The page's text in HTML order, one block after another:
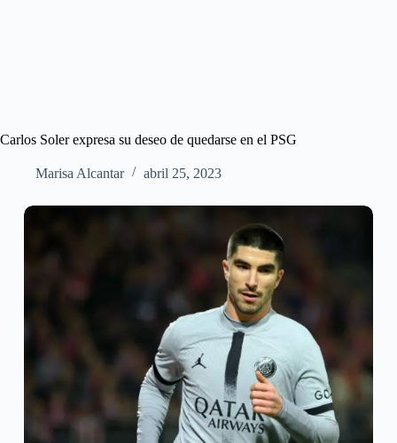
Carlos Soler expresa su deseo de quedarse en el PSG
Marisa Alcantar abril 25, 2023